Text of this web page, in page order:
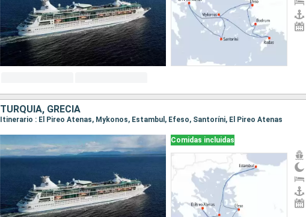
TURQUÍA, GRECIA
Itinerario : El Pireo Atenas, Mykonos, Estambul, Efeso, Santoríni, El Pireo Atenas
Comidas incluidas